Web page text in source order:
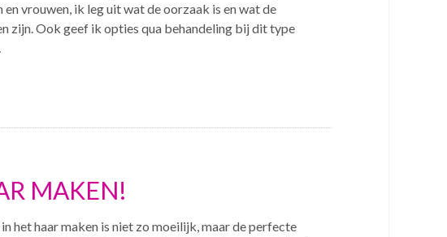
en vrouwen, ik leg uit wat de oorzaak is en wat de
zijn. Ook geef ik opties qua behandeling bij dit type
MAKEN!
het haar maken is niet zo moeilijk, maar de perfecte